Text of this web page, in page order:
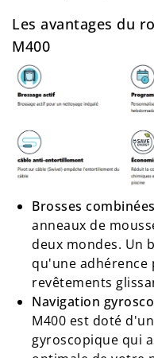
Les avantages du
M400
Brosses
anneaux de
deux mondes. Un
qu'une adhérence
revêtements
Navigation
M400 est doté
gyroscopique qui